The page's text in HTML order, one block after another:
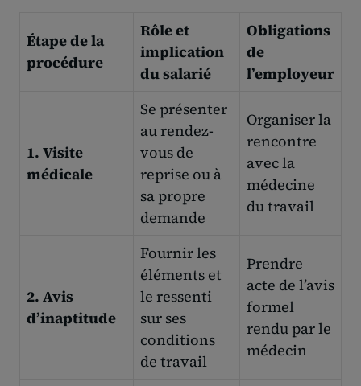
Étape de la
procédure
Rôle et
implication
du salarié
Obligations
de
l’employeur
1. Visite
médicale
Se présenter
au rendez-
vous de
reprise ou à
sa propre
demande
Organiser la
rencontre
avec la
médecine
du travail
2. Avis
d’inaptitude
Fournir les
éléments et
le ressenti
sur ses
conditions
de travail
Prendre
acte de l’avis
formel
rendu par le
médecin